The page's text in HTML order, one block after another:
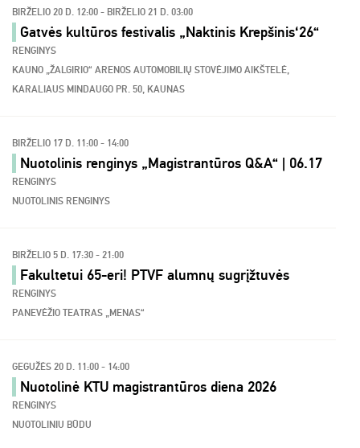
BIRŽELIO 20 D. 12:00 - BIRŽELIO 21 D. 03:00
Gatvės kultūros festivalis „Naktinis Krepšinis‘26“
RENGINYS
KAUNO „ŽALGIRIO“ ARENOS AUTOMOBILIŲ STOVĖJIMO AIKŠTELĖ,
KARALIAUS MINDAUGO PR. 50, KAUNAS
BIRŽELIO 17 D. 11:00 - 14:00
Nuotolinis renginys „Magistrantūros Q&A“ | 06.17
RENGINYS
NUOTOLINIS RENGINYS
BIRŽELIO 5 D. 17:30 - 21:00
Fakultetui 65-eri! PTVF alumnų sugrįžtuvės
RENGINYS
PANEVĖŽIO TEATRAS „MENAS“
GEGUŽĖS 20 D. 11:00 - 14:00
Nuotolinė KTU magistrantūros diena 2026
RENGINYS
NUOTOLINIU BŪDU